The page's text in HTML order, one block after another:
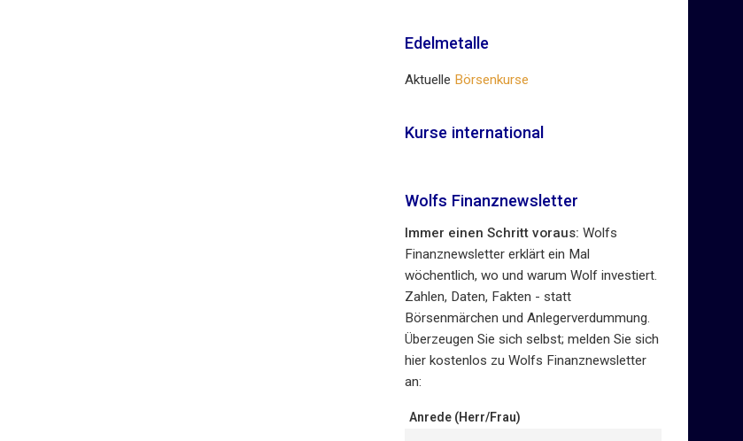
Edelmetalle
Aktuelle Börsenkurse
Kurse international
Wolfs Finanznewsletter
Immer einen Schritt voraus: Wolfs
Finanznewsletter erklärt ein Mal
wöchentlich, wo und warum Wolf investiert.
Zahlen, Daten, Fakten - statt
Börsenmärchen und Anlegerverdummung.
Überzeugen Sie sich selbst; melden Sie sich
hier kostenlos zu Wolfs Finanznewsletter
an:
Anrede (Herr/Frau)